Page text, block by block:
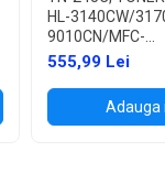
HL-3140CW/
9010CN/MFC-
9120CN/
555,99 Lei
Adauga